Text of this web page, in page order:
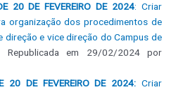
20 DE FEVEREIRO DE 2024: Criar
organização dos procedimentos de
direção e vice direção do Campus de
Republicada em 29/02/2024 por
20 DE FEVEREIRO DE 2024: Criar